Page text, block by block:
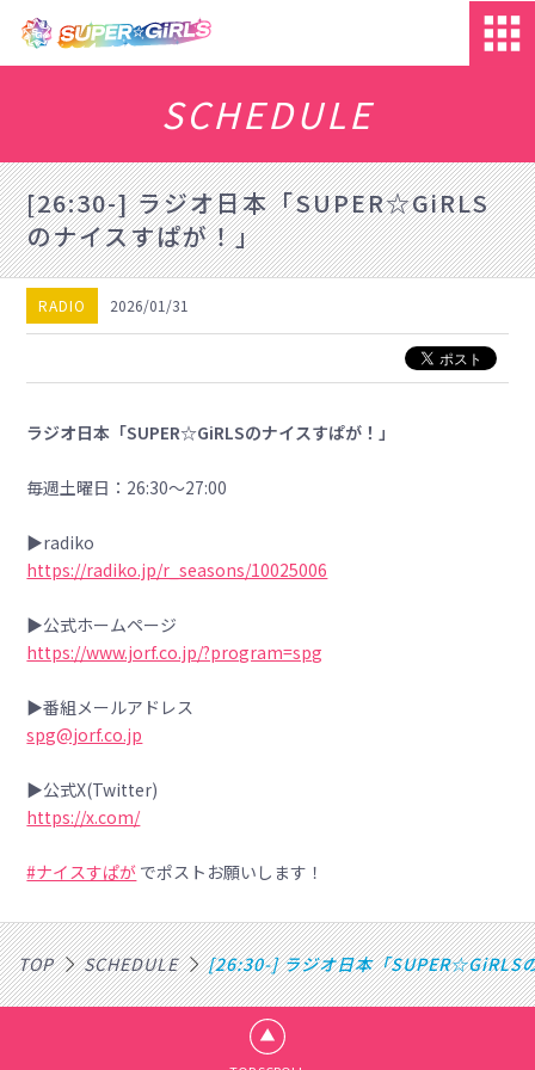
SCHEDULE
[26:30-] ラジオ日本「SUPER☆GiRLS
のナイスすぱが！」
RADIO 2026/01/31
ラジオ日本「SUPER☆GiRLSのナイスすぱが！」
毎週土曜日：26:30～27:00
▶radiko
https://radiko.jp/r_seasons/10025006
▶公式ホームページ
https://www.jorf.co.jp/?program=spg
▶番組メールアドレス
spg@jorf.co.jp
▶公式X(Twitter)
https://x.com/
#ナイスすぱが でポストお願いします！
TOP SCHEDULE [26:30-] ラジオ日本「SUPER☆GiRLS